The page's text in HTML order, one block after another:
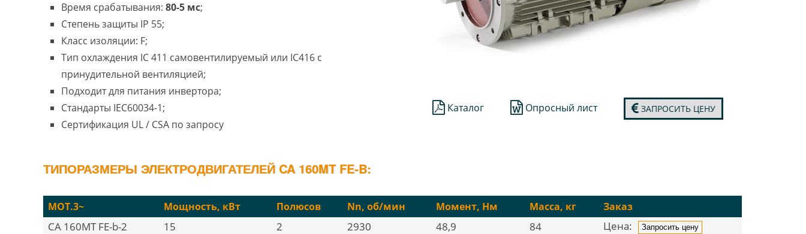
Время срабатывания: 80-5 мс;
Степень защиты IP 55;
Класс изоляции: F;
Тип охлаждения IC 411 самовентилируемый или IC416 с
принудительной вентиляцией;
Подходит для питания инвертора;
Стандарты IEC60034-1;
Сертификация UL / CSA по запросу
Каталог Опросный лист ЗАПРОСИТЬ ЦЕНУ
ТИПОРАЗМЕРЫ ЭЛЕКТРОДВИГАТЕЛЕЙ CA 160MT FE-B:
MOT.3~ Мощность, кВт Полюсов Nn, об/мин Момент, Нм Масса, кг Заказ
CA 160MT FE-b-2 15 2 2930 48,9 84 Цена: Запросить цену